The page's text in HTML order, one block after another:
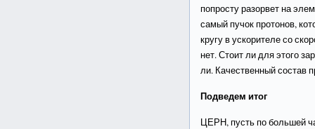
попросту разорвет на
самый пучок протонов,
кругу в ускорителе со
нет. Стоит ли для этого
ли. Качественный состав
Подведем итог
ЦЕРН, пусть по большей